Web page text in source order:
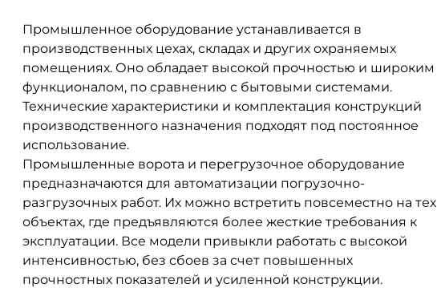
Промышленное оборудование устанавливается в
производственных цехах, складах и других охраняемых
помещениях. Оно обладает высокой прочностью и широким
функционалом, по сравнению с бытовыми системами.
Технические характеристики и комплектация конструкций
производственного назначения подходят под постоянное
использование.
Промышленные ворота и перегрузочное оборудование
предназначаются для автоматизации погрузочно-
разгрузочных работ. Их можно встретить повсеместно на тех
объектах, где предъявляются более жесткие требования к
эксплуатации. Все модели привыкли работать с высокой
интенсивностью, без сбоев за счет повышенных
прочностных показателей и усиленной конструкции.